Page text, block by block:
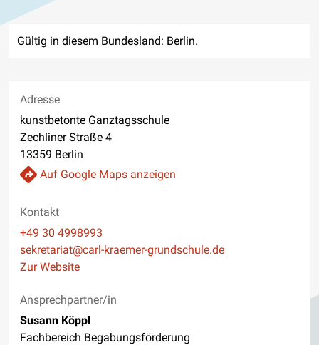
Gültig in diesem Bundesland: Berlin.
Adresse
kunstbetonte Ganztagsschule
Zechliner Straße 4
13359 Berlin
Auf Google Maps anzeigen
Kontakt
Telefon
+49 30 4998993
E-Mail
sekretariat@carl-kraemer-grundschule.de
Website
Zur Website
Ansprechpartner/in
Susann Köppl
Fachbereich Begabungsförderung